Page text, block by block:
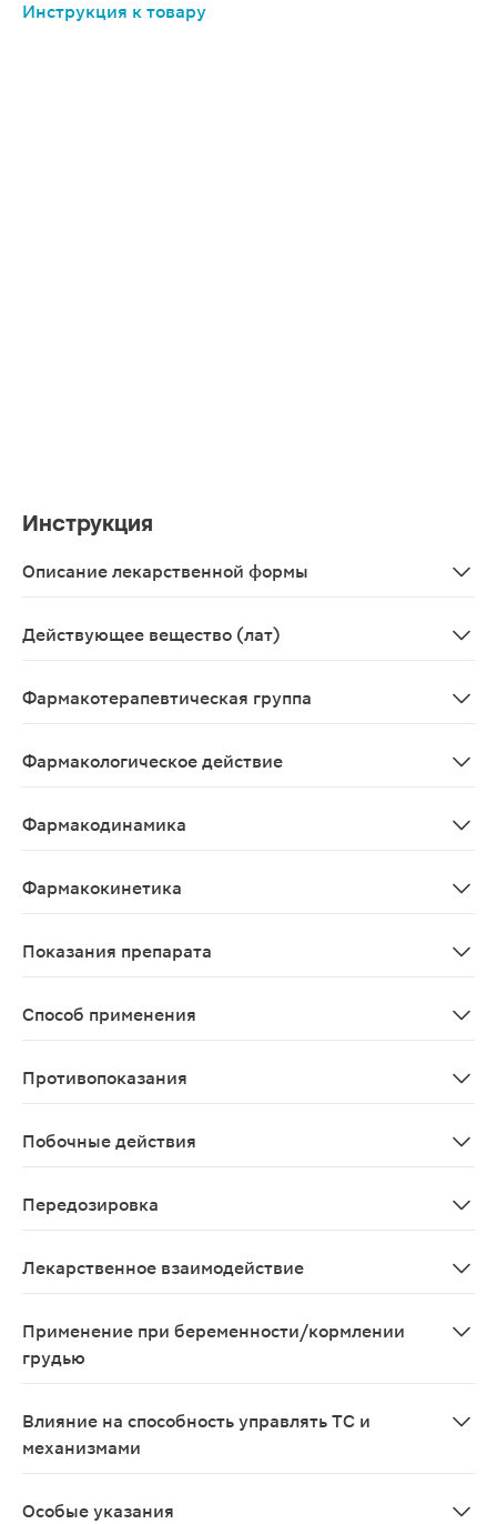
Инструкция к товару
Инструкция
Описание лекарственной формы
Действующее вещество (лат)
Фармакотерапевтическая группа
Фармакологическое действие
Фармакодинамика
Фармакокинетика
Показания препарата
Способ применения
Противопоказания
Побочные действия
Передозировка
Лекарственное взаимодействие
Применение при беременности/кормлении
грудью
Влияние на способность управлять ТС и
механизмами
Особые указания